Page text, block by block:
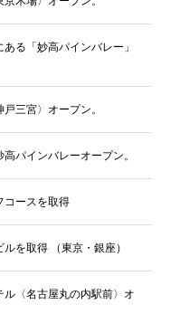
る「妙高パインバレー」
三宮〉オープン。
パインバレーオープン。
コースを取得
を取得 （東京・銀座）
ル〈名古屋丸の内駅前〉オ